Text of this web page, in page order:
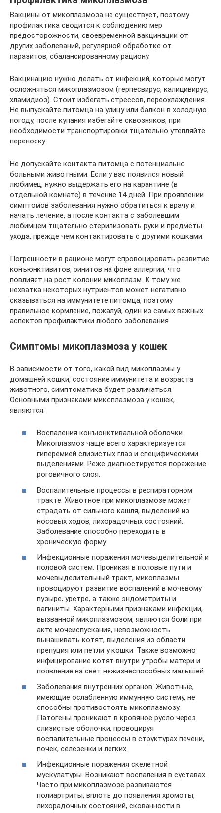
Вакцины от микоплазмоза не существует, поэтому
профилактика сводится к соблюдению мер
предосторожности, своевременной вакцинации от
других заболеваний, регулярной обработке от
паразитов, сбалансированному рациону.
Вакцинацию нужно делать от инфекций, которые могут
осложняться микоплазмозом (герпесвирус, калицивирус,
хламидиоз). Стоит избегать стрессов, переохлаждения.
Не выпускайте питомца на улицу или балкон в холодную
погоду, после купания избегайте сквозняков, при
необходимости транспортировки тщательно утепляйте
переноску.
Не допускайте контакта питомца с потенциально
больными животными. Если у вас появился новый
любимец, нужно выдержать его на карантине (в
отдельной комнате) в течение 14 дней. При проявлении
симптомов заболевания нужно обратиться к врачу и
начать лечение, а после контакта с заболевшим
любимцем тщательно стерилизовать руки и предметы
ухода, прежде чем контактировать с другими кошками.
Погрешности в рационе могут спровоцировать развитие
конъюнктивитов, ринитов на фоне аллергии, что
повлияет на рост колонии микоплазм. К тому же
нехватка некоторых нутриентов может негативно
сказываться на иммунитете питомца, поэтому
правильное кормление, пожалуй, один из самых важных
аспектов профилактики любого заболевания.
Симптомы микоплазмоза у кошек
В зависимости от того, какой вид микоплазмы у
домашней кошки, состояние иммунитета и возраста
животного, симптоматика будет различаться.
Основными признаками микоплазмоза у кошек,
являются:
Воспаления конъюнктивальной оболочки.
Микоплазмоз чаще всего характеризуется
гиперемией слизистых глаз и специфическими
выделениями. Реже диагностируется поражение
роговичного слоя.
Воспалительные процессы в респираторном
тракте. Животное при микоплазмозе может
страдать от сильного кашля, выделений из
носовых ходов, лихорадочных состояний.
Заболевание способно переходить в
хроническую форму.
Инфекционные поражения мочевыделительной и
половой систем. Проникая в половые пути и
мочевыделительный тракт, микоплазмы
провоцируют развитие воспалений в мочевому
пузыре, уретре, а также эндометриты и
вагиниты. Характерными признаками инфекции,
вызванной микоплазмозом, являются боли при
акте мочеиспускания, невозможность
вынашивать котят, выделения из области
препуция или петли у кошки. Также возможно
инфицирование котят внутри утробы матери и
появление на свет нежизнеспособных малышей.
Заболевания внутренних органов. Животные,
имеющие ослабленную иммунную систему, не
способны противостоять микоплазмозу.
Патогены проникают в кровяное русло через
слизистые оболочки, провоцируя
воспалительные процессы в структурах печени,
почек, селезенки и легких.
Инфекционные поражения скелетной
мускулатуры. Возникают воспаления в суставах.
Часто при микоплазмозе развиваются
полиартриты, вплоть до появления хромоты,
лихорадочных состояний, скованности в